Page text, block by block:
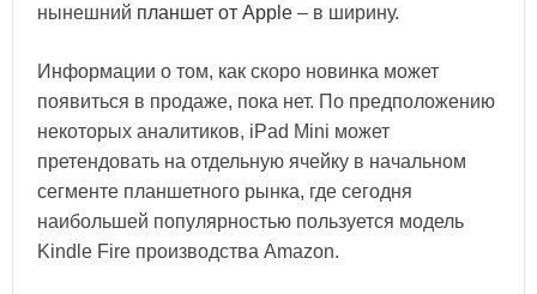
нынешний планшет от Apple – в ширину.
Информации о том, как скоро новинка может
появиться в продаже, пока нет. По предположению
некоторых аналитиков, iPad Mini может
претендовать на отдельную ячейку в начальном
сегменте планшетного рынка, где сегодня
наибольшей популярностью пользуется модель
Kindle Fire производства Amazon.